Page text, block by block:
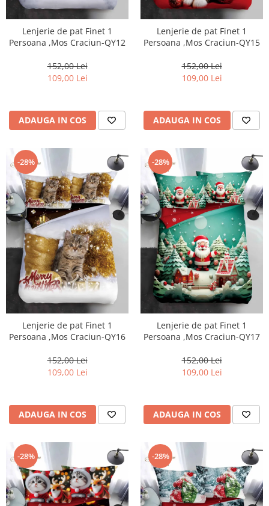
Lenjerie de pat Finet 1
Persoana ,Mos Craciun-QY12
152,00 Lei
109,00 Lei
ADAUGA IN COS
Lenjerie de pat Finet 1
Persoana ,Mos Craciun-QY15
152,00 Lei
109,00 Lei
ADAUGA IN COS
-28%
Lenjerie de pat Finet 1
Persoana ,Mos Craciun-QY16
152,00 Lei
109,00 Lei
ADAUGA IN COS
-28%
Lenjerie de pat Finet 1
Persoana ,Mos Craciun-QY17
152,00 Lei
109,00 Lei
ADAUGA IN COS
-28% -28%